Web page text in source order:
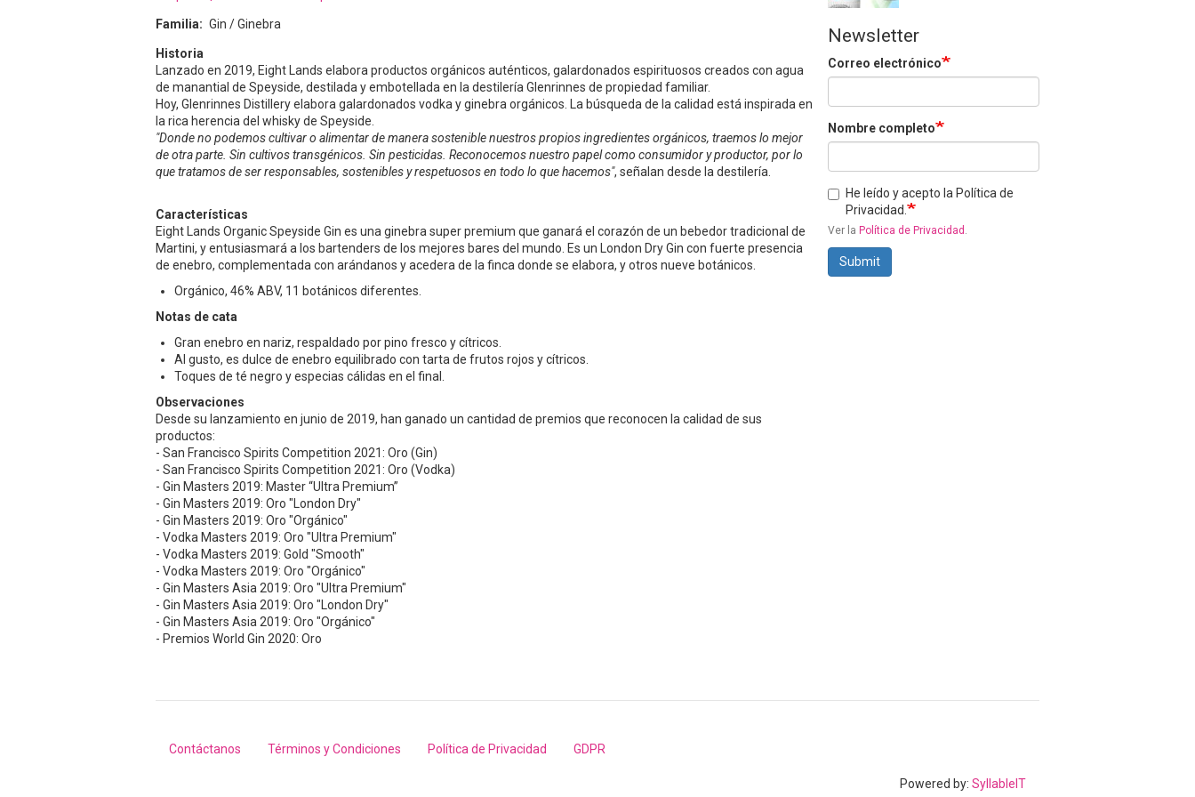
Familia Gin / Ginebra
Historia
Lanzado en 2019, Eight Lands elabora productos orgánicos auténticos, galardonados espirituosos creados con agua
de manantial de Speyside, destilada y embotellada en la destilería Glenrinnes de propiedad familiar.
Hoy, Glenrinnes Distillery elabora galardonados vodka y ginebra orgánicos. La búsqueda de la calidad está inspirada en
la rica herencia del whisky de Speyside.
"Donde no podemos cultivar o alimentar de manera sostenible nuestros propios ingredientes orgánicos, traemos lo mejor
de otra parte. Sin cultivos transgénicos. Sin pesticidas. Reconocemos nuestro papel como consumidor y productor, por lo
que tratamos de ser responsables, sostenibles y respetuosos en todo lo que hacemos", señalan desde la destilería.
Características
Eight Lands Organic Speyside Gin es una ginebra super premium que ganará el corazón de un bebedor tradicional de
Martini, y entusiasmará a los bartenders de los mejores bares del mundo. Es un London Dry Gin con fuerte presencia
de enebro, complementada con arándanos y acedera de la finca donde se elabora, y otros nueve botánicos.
Orgánico, 46% ABV, 11 botánicos diferentes.
Notas de cata
Gran enebro en nariz, respaldado por pino fresco y cítricos.
Al gusto, es dulce de enebro equilibrado con tarta de frutos rojos y cítricos.
Toques de té negro y especias cálidas en el final.
Observaciones
Desde su lanzamiento en junio de 2019, han ganado un cantidad de premios que reconocen la calidad de sus
productos:
- San Francisco Spirits Competition 2021: Oro (Gin)
- San Francisco Spirits Competition 2021: Oro (Vodka)
- Gin Masters 2019: Master “Ultra Premium”
- Gin Masters 2019: Oro "London Dry"
- Gin Masters 2019: Oro "Orgánico"
- Vodka Masters 2019: Oro "Ultra Premium"
- Vodka Masters 2019: Gold "Smooth"
- Vodka Masters 2019: Oro "Orgánico"
- Gin Masters Asia 2019: Oro "Ultra Premium"
- Gin Masters Asia 2019: Oro "London Dry"
- Gin Masters Asia 2019: Oro "Orgánico"
- Premios World Gin 2020: Oro
Newsletter
Correo electrónico
Nombre completo
He leído y acepto la Política de
Privacidad.
Ver la Política de Privacidad .
Submit
Footer
Contáctanos Términos y Condiciones Política de Privacidad GDPR
Powered by: SyllableIT